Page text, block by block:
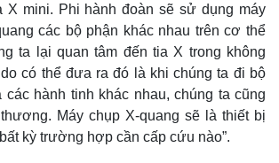
X mini. Phi hành đoàn sẽ sử dụng máy
các bộ phận khác nhau trên cơ thể
ta lại quan tâm đến tia X trong không
có thể đưa ra đó là khi chúng ta đi bộ
các hành tinh khác nhau, chúng ta cũng
Máy chụp X-quang sẽ là thiết bị
kỳ trường hợp cần cấp cứu nào”.